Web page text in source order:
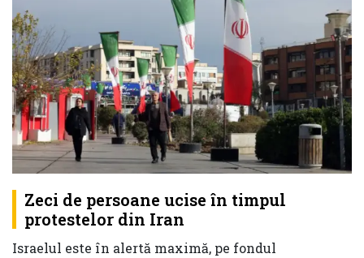
Zeci de persoane ucise în timpul
protestelor din Iran
Israelul este în alertă maximă, pe fondul